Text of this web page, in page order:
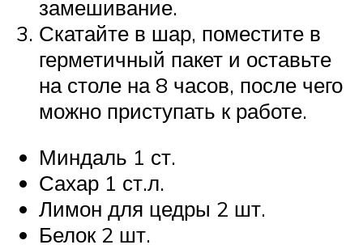
замешивание.
Скатайте в шар, поместите в
герметичный пакет и оставьте
на столе на 8 часов, после чего
можно приступать к работе.
Миндаль 1 ст.
Сахар 1 ст.л.
Лимон для цедры 2 шт.
Белок 2 шт.